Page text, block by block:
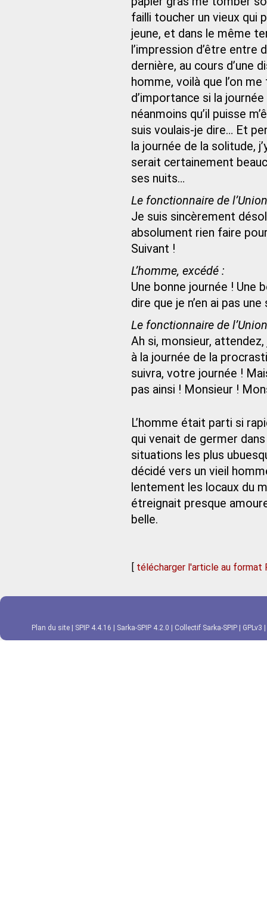
failli toucher un vieux qui
jeune, et dans le même
l’impression d’être entre
dernière, au cours d’une
homme, voilà que l’on
d’importance si la
néanmoins qu’il puisse
suis voulais-je dire… Et
la journée de la solitude,
serait certainement
ses nuits…
Le fonctionnaire de
Je suis sincèrement
absolument rien faire
Suivant !
L’homme, excédé :
Une bonne journée ! Une
dire que je n’en ai pas
Le fonctionnaire de
Ah si, monsieur,
à la journée de la
suivra, votre journée !
pas ainsi ! Monsieur !
L’homme était parti si
qui venait de germer
situations les plus
décidé vers un vieil
lentement les locaux du
étreignait presque
belle.
[ télécharger l'article au format
Plan du site SPIP 4.4.16 Sarka-SPIP 4.2.0 Collectif Sarka-SPIP GPLv3